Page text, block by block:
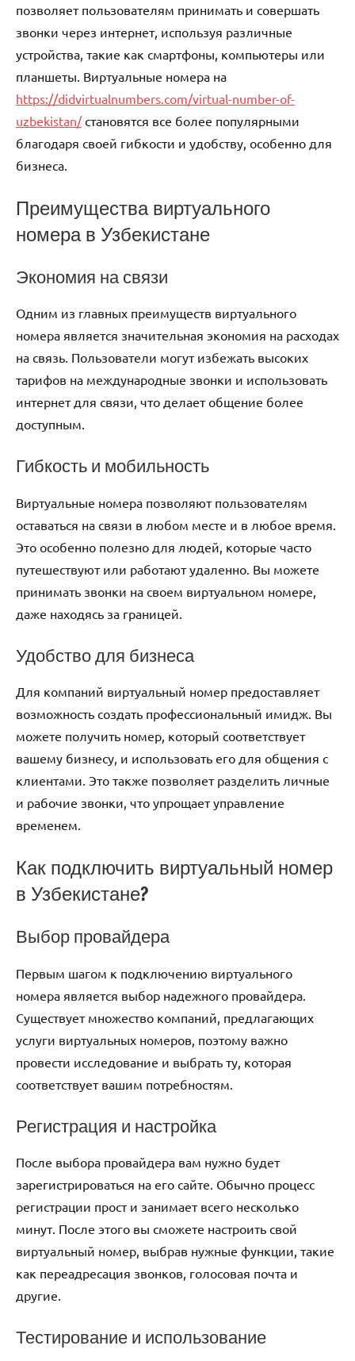
позволяет пользователям принимать и совершать
звонки через интернет, используя различные
устройства, такие как смартфоны, компьютеры или
планшеты. Виртуальные номера на
https://didvirtualnumbers.com/virtual-number-of-
uzbekistan/становятся все более популярными
благодаря своей гибкости и удобству, особенно для
бизнеса.
Преимущества виртуального
номера в Узбекистане
Экономия на связи
Одним из главных преимуществ виртуального
номера является значительная экономия на расходах
на связь. Пользователи могут избежать высоких
тарифов на международные звонки и использовать
интернет для связи, что делает общение более
доступным.
Гибкость и мобильность
Виртуальные номера позволяют пользователям
оставаться на связи в любом месте и в любое время.
Это особенно полезно для людей, которые часто
путешествуют или работают удаленно. Вы можете
принимать звонки на своем виртуальном номере,
даже находясь за границей.
Удобство для бизнеса
Для компаний виртуальный номер предоставляет
возможность создать профессиональный имидж. Вы
можете получить номер, который соответствует
вашему бизнесу, и использовать его для общения с
клиентами. Это также позволяет разделить личные
и рабочие звонки, что упрощает управление
временем.
Как подключить виртуальный номер
в Узбекистане?
Выбор провайдера
Первым шагом к подключению виртуального
номера является выбор надежного провайдера.
Существует множество компаний, предлагающих
услуги виртуальных номеров, поэтому важно
провести исследование и выбрать ту, которая
соответствует вашим потребностям.
Регистрация и настройка
После выбора провайдера вам нужно будет
зарегистрироваться на его сайте. Обычно процесс
регистрации прост и занимает всего несколько
минут. После этого вы сможете настроить свой
виртуальный номер, выбрав нужные функции, такие
как переадресация звонков, голосовая почта и
другие.
Тестирование и использование